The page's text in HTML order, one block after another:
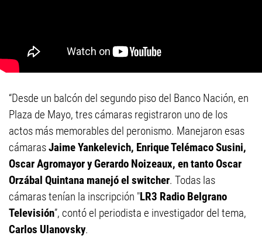
“Desde un balcón del segundo piso del Banco Nación, en
Plaza de Mayo, tres cámaras registraron uno de los
actos más memorables del peronismo. Manejaron esas
cámarasJaime Yankelevich, Enrique Telémaco Susini,
Oscar Agromayor y Gerardo Noizeaux, en tanto Oscar
Orzábal Quintana manejó el switcher. Todas las
cámaras tenían la inscripción "LR3 Radio Belgrano
Televisión”, contó el periodista e investigador del tema,
Carlos Ulanovsky.